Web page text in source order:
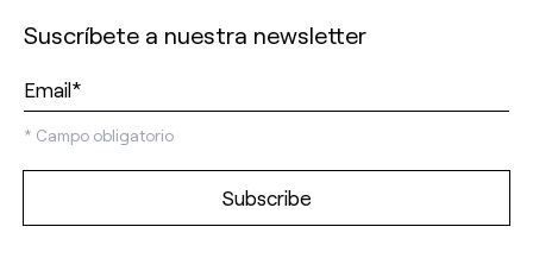
Suscríbete a nuestra newsletter
* Campo obligatorio